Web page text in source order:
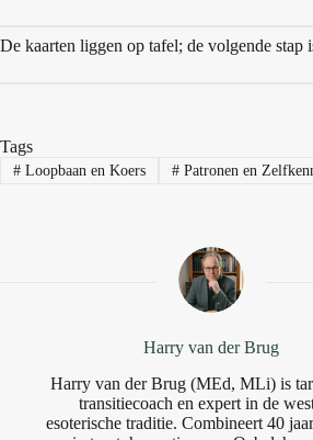
De kaarten liggen op tafel; de volgende stap
Tags
#Loopbaan en Koers #Patronen en
Harry van der Brug
Harry van der Brug (MEd, MLi) is
transitiecoach en expert in de
esoterische traditie. Combineert 40